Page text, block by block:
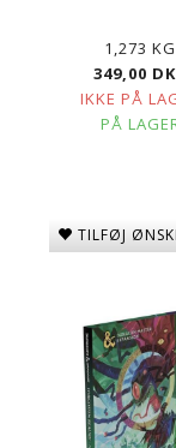
1,273 KG
349,00
IKKE PÅ
PÅ
TILFØJ